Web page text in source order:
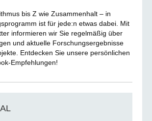
bis Z wie Zusammenhalt – in
ist für jede:n etwas dabei. Mit
informieren wir Sie regelmäßig über
und aktuelle Forschungsergebnisse
Entdecken Sie unsere persönlichen
Empfehlungen!